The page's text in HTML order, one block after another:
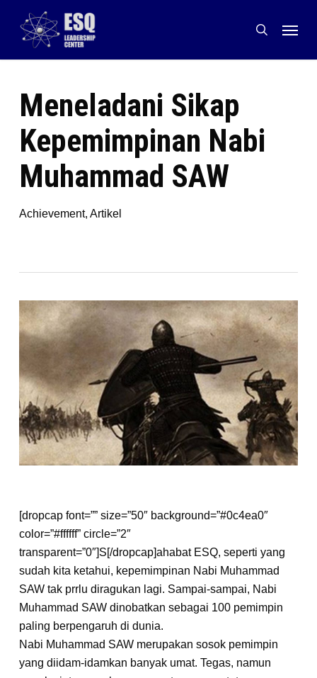
content
search
Menu
Meneladani Sikap
Kepemimpinan Nabi
Muhammad SAW
Achievement, Artikel
[dropcap font=”” size=”50″ background=”#0c4ea0″
color=”#ffffff” circle=”2″
transparent=”0″]S[/dropcap]ahabat ESQ, seperti yang
sudah kita ketahui, kepemimpinan Nabi Muhammad
SAW tak prrlu diragukan lagi. Sampai-sampai, Nabi
Muhammad SAW dinobatkan sebagai 100 pemimpin
paling berpengaruh di dunia.
Nabi Muhammad SAW merupakan sosok pemimpin
yang diidam-idamkan banyak umat. Tegas, namun